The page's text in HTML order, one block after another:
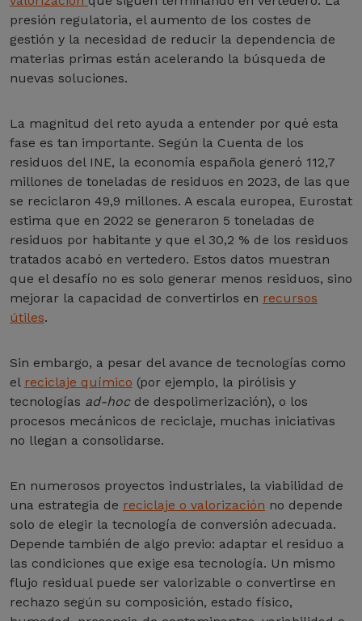
presión regulatoria, el aumento de los costes de
gestión y la necesidad de reducir la dependencia de
materias primas están acelerando la búsqueda de
nuevas soluciones.
La magnitud del reto ayuda a entender por qué esta
fase es tan importante. Según la Cuenta de los
residuos del INE, la economía española generó 112,7
millones de toneladas de residuos en 2023, de las que
se reciclaron 49,9 millones. A escala europea, Eurostat
estima que en 2022 se generaron 5 toneladas de
residuos por habitante y que el 30,2 % de los residuos
tratados acabó en vertedero. Estos datos muestran
que el desafío no es solo generar menos residuos, sino
mejorar la capacidad de convertirlos en recursos
útiles.
Sin embargo, a pesar del avance de tecnologías como
el reciclaje químico (por ejemplo, la pirólisis y
tecnologías ad-hocde despolimerización), o los
procesos mecánicos de reciclaje, muchas iniciativas
no llegan a consolidarse.
En numerosos proyectos industriales, la viabilidad de
una estrategia de reciclaje o valorización no depende
solo de elegir la tecnología de conversión adecuada.
Depende también de algo previo: adaptar el residuo a
las condiciones que exige esa tecnología. Un mismo
flujo residual puede ser valorizable o convertirse en
rechazo según su composición, estado físico,